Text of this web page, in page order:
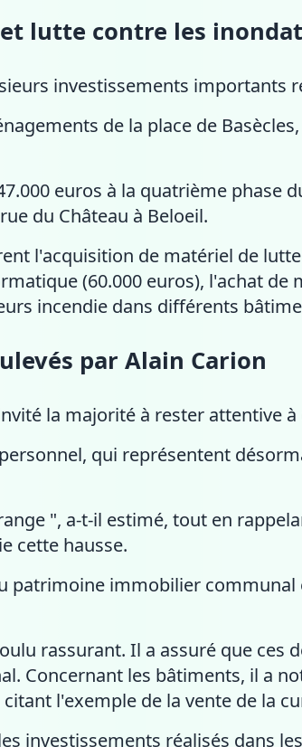
lutte contre les
investissements importants
de la place de
euros à la quatrième phase
du Château à Beloeil.
l'acquisition de matériel de
(60.000 euros), l'achat de
incendie dans différents
par Alain Carion
la majorité à rester attentive
qui représentent
", a-t-il estimé, tout en
cette hausse.
patrimoine immobilier
rassurant. Il a assuré que ces
Concernant les bâtiments, il a
l'exemple de la vente de la
investissements réalisés dans